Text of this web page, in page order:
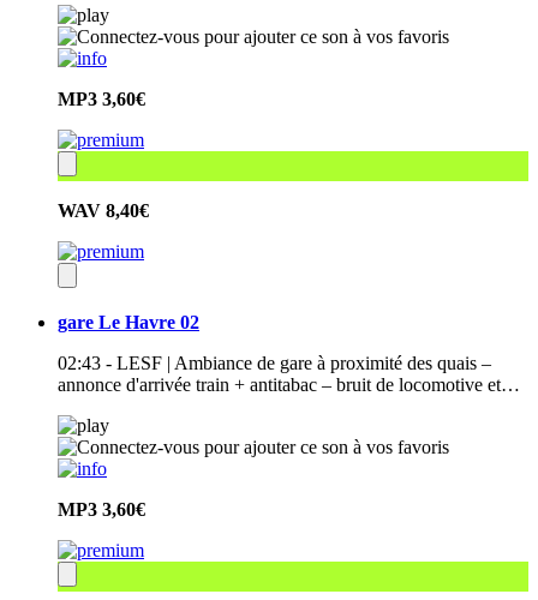
MP3 3,60€
WAV 8,40€
gare Le Havre 02
02:43 - LESF | Ambiance de gare à proximité des quais –
annonce d'arrivée train + antitabac – bruit de locomotive et…
MP3 3,60€